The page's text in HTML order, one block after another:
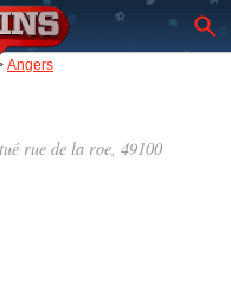
Angers
rue de la roe, 49100